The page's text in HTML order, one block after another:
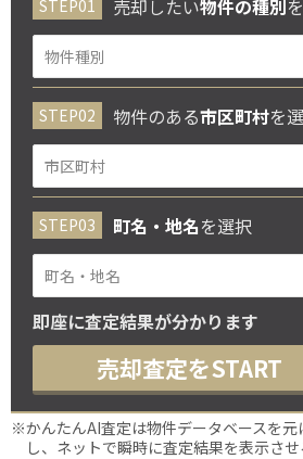
売却したい物件の種別
物件のある市区町村を
町名・地名を選択
即座に査定結果が分かります
売却査定をSTART
※かんたんAI査定は物件データベースを
し、ネットで瞬時に査定結果を表示させ